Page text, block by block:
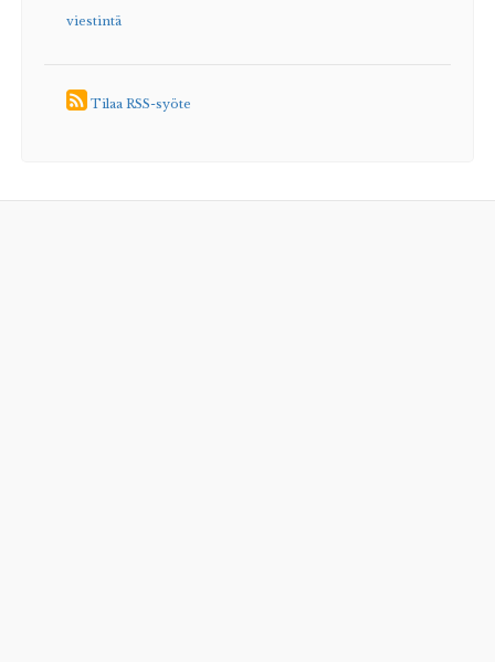
viestintä
Tilaa RSS-syöte